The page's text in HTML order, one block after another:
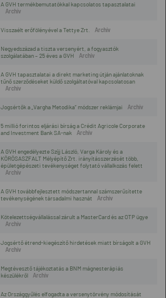
A GVH termékbemutatókkal kapcsolatos tapasztalatai
Visszaélt erőfölényével a Tettye Zrt.
Negyedszázad a tiszta versenyért, a fogyasztók
szolgálatában – 25 éves a GVH
A GVH tapasztalatai a direkt marketing útján ajánlatoknak
tűnő szerződéseket küldő szolgáltatóval kapcsolatosan
Jogsértők a „Vargha Metodika” módszer reklámjai
5 millió forintos eljárási bírság a Crédit Agricole Corporate
and Investment Bank SA-nak
A GVH engedélyezte Szíjj László, Varga Károly és a
KÖRÖSASZFALT Mélyépítő Zrt. irányításszerzését több,
épületgépészeti tevékenységet folytató vállalkozás felett
A GVH továbbfejlesztett módszertannal számszerűsítette
tevékenységének társadalmi hasznát
Kötelezettségvállalással zárult a MasterCard és az OTP ügye
Jogsértő étrend-kiegészítő hirdetések miatt bírságolt a GVH
Megtévesztő tájékoztatás a BNM mágnesterápiás
készülékről
Az Országgyűlés elfogadta a versenytörvény módosítását